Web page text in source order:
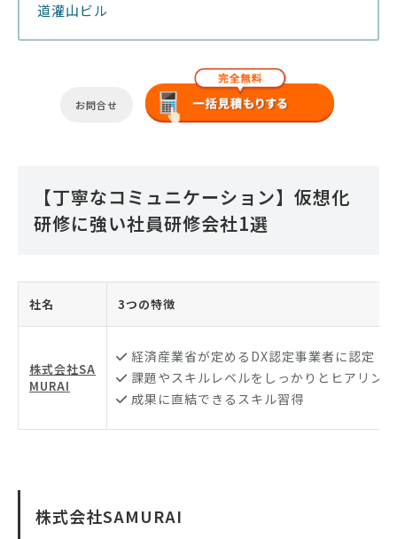
道灌山ビル
お問合せ
【丁寧なコミュニケーション】仮想化
研修に強い社員研修会社1選
社名 3つの特徴
株式会社SA
MURAI
経済産業省が定めるDX認定事業者に認定
課題やスキルレベルをしっかりとヒアリング
成果に直結できるスキル習得
株式会社SAMURAI